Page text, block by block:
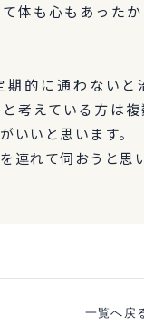
体も心もあった
期的に通わないと
考えている方は
いいと思います。
連れて伺おうと思
一覧へ戻